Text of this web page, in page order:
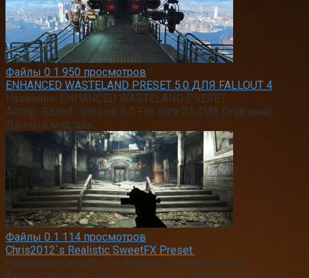
Файлы 0 1 950 просмотров
ENHANCED WASTELAND PRESET 5.0 ДЛЯ FALLOUT 4
Название: ENHANCED WASTELAND PRESET.
Автор: Razed. Version 5.0 File size 31.4MB Описание:
Данный мод для
Файлы 0 1 114 просмотров
Chris2012`s Realistic SweetFX Preset
Название: Chris2012`s Realistic SweetFX Preset